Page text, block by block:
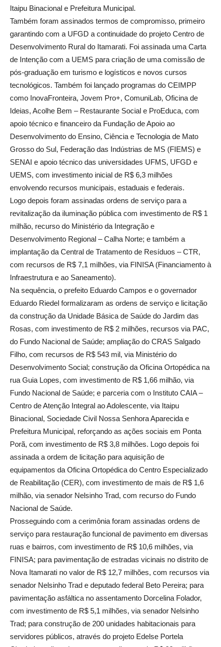
Itaipu Binacional e Prefeitura Municipal.
Também foram assinados termos de compromisso, primeiro
garantindo com a UFGD a continuidade do projeto Centro de
Desenvolvimento Rural do Itamarati. Foi assinada uma Carta
de Intenção com a UEMS para criação de uma comissão de
pós-graduação em turismo e logísticos e novos cursos
tecnológicos. Também foi lançado programas do CEIMPP
como InovaFronteira, Jovem Pro+, ComuniLab, Oficina de
Ideias, Acolhe Bem – Restaurante Social e ProEduca, com
apoio técnico e financeiro da Fundação de Apoio ao
Desenvolvimento do Ensino, Ciência e Tecnologia de Mato
Grosso do Sul, Federação das Indústrias de MS (FIEMS) e
SENAI e apoio técnico das universidades UFMS, UFGD e
UEMS, com investimento inicial de R$ 6,3 milhões
envolvendo recursos municipais, estaduais e federais.
Logo depois foram assinadas ordens de serviço para a
revitalização da iluminação pública com investimento de R$ 1
milhão, recurso do Ministério da Integração e
Desenvolvimento Regional – Calha Norte; e também a
implantação da Central de Tratamento de Resíduos – CTR,
com recursos de R$ 7,1 milhões, via FINISA (Financiamento à
Infraestrutura e ao Saneamento).
Na sequência, o prefeito Eduardo Campos e o governador
Eduardo Riedel formalizaram as ordens de serviço e licitação
da construção da Unidade Básica de Saúde do Jardim das
Rosas, com investimento de R$ 2 milhões, recursos via PAC,
do Fundo Nacional de Saúde; ampliação do CRAS Salgado
Filho, com recursos de R$ 543 mil, via Ministério do
Desenvolvimento Social; construção da Oficina Ortopédica na
rua Guia Lopes, com investimento de R$ 1,66 milhão, via
Fundo Nacional de Saúde; e parceria com o Instituto CAIA –
Centro de Atenção Integral ao Adolescente, via Itaipu
Binacional, Sociedade Civil Nossa Senhora Aparecida e
Prefeitura Municipal, reforçando as ações sociais em Ponta
Porã, com investimento de R$ 3,8 milhões. Logo depois foi
assinada a ordem de licitação para aquisição de
equipamentos da Oficina Ortopédica do Centro Especializado
de Reabilitação (CER), com investimento de mais de R$ 1,6
milhão, via senador Nelsinho Trad, com recurso do Fundo
Nacional de Saúde.
Prosseguindo com a cerimônia foram assinadas ordens de
serviço para restauração funcional de pavimento em diversas
ruas e bairros, com investimento de R$ 10,6 milhões, via
FINISA; para pavimentação de estradas vicinais no distrito de
Nova Itamarati no valor de R$ 12,7 milhões, com recursos via
senador Nelsinho Trad e deputado federal Beto Pereira; para
pavimentação asfáltica no assentamento Dorcelina Folador,
com investimento de R$ 5,1 milhões, via senador Nelsinho
Trad; para construção de 200 unidades habitacionais para
servidores públicos, através do projeto Edelse Portela